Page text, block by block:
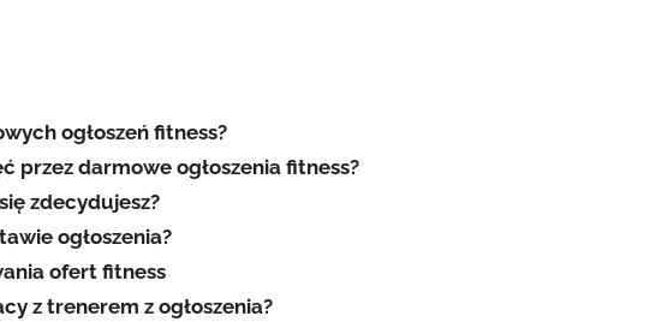
ogłoszeń fitness?
przez darmowe ogłoszenia fitness?
zdecydujesz?
ogłoszenia?
ofert fitness
z trenerem z ogłoszenia?